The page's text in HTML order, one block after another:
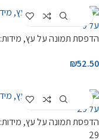
Customize
הדפסת תמונה על עץ, מידות: 14 על 9
₪52.50
Customize
29